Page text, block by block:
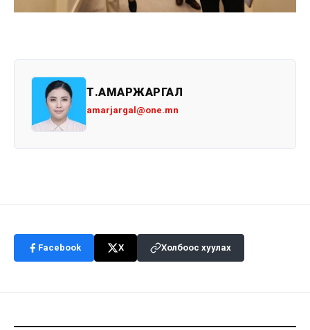
Т.АМАРЖАРГАЛ
amarjargal@one.mn
Facebook X Холбоос хуулах